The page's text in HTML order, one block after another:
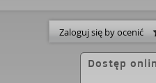
Zaloguj się by ocenić
Dostęp